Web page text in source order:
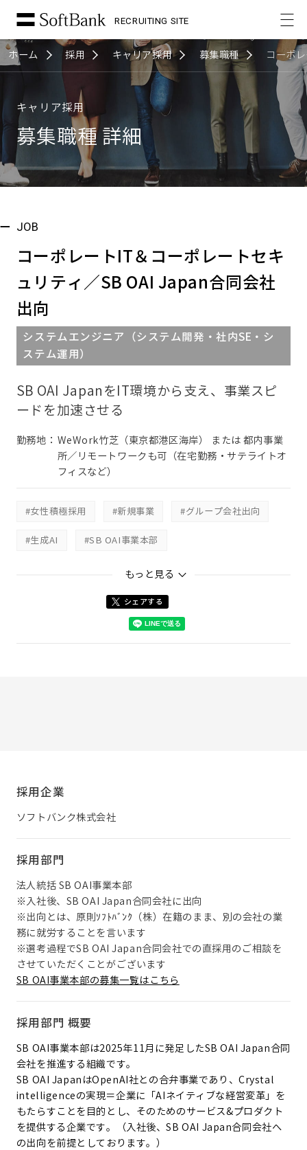
RECRUITING SITE
ホーム 採用 キャリア採用 募集職種 コーポ
キャリア採用
募集職種 詳細
JOB
コーポレートIT＆コーポレートセキ
ュリティ／SB OAI Japan合同会社
出向
システムエンジニア（システム開発・社内SE・シ
ステム運用）
SB OAI JapanをIT環境から支え、事業スピ
ードを加速させる
勤務地： WeWork竹芝（東京都港区海岸） または 都内事業
所／リモートワークも可（在宅勤務・サテライトオ
フィスなど）
#女性積極採用 #新規事業 #グループ会社出向
#生成AI #SB OAI事業本部
#SB OAI Japan合同会社もっと見る
シェアする
採用企業
ソフトバンク株式会社
採用部門
法人統括 SB OAI事業本部
※入社後、SB OAI Japan合同会社に出向
※出向とは、原則ｿﾌﾄﾊﾞﾝｸ（株）在籍のまま、別の会社の業
務に就労することを言います
※選考過程でSB OAI Japan合同会社での直採用のご相談を
させていただくことがございます
SB OAI事業本部の募集一覧はこちら
採用部門 概要
SB OAI事業本部は2025年11月に発足したSB OAI Japan合同
会社を推進する組織です。
SB OAI JapanはOpenAI社との合弁事業であり、Crystal
intelligenceの実現＝企業に「AIネイティブな経営変革」を
もたらすことを目的とし、そのためのサービス&プロダクト
を提供する企業です。（入社後、SB OAI Japan合同会社へ
の出向を前提としております。）